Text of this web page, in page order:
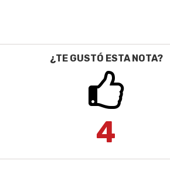
¿TE GUSTÓ ESTA NOTA?
4